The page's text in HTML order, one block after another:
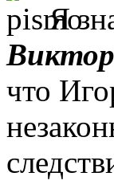
Я
что